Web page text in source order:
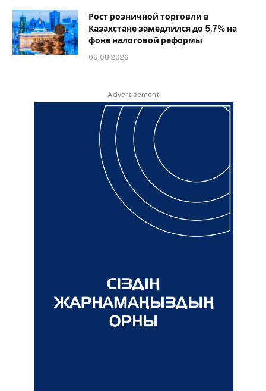
Рост розничной торговли в
Казахстане замедлился до 5,7% на
фоне налоговой реформы
06.08.2026
Advertisement